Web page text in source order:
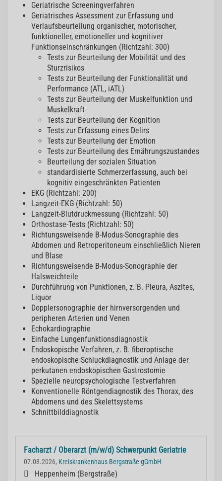
Geriatrische Screeningverfahren
Geriatrisches Assessment zur Erfassung und
Verlaufsbeurteilung organischer, motorischer,
funktioneller, emotioneller und kognitiver
Funktionseinschränkungen (Richtzahl: 300)
Tests zur Beurteilung der Mobilität und des
Sturzrisikos
Tests zur Beurteilung der Funktionalität und
Performance (ATL, iATL)
Tests zur Beurteilung der Muskelfunktion und
Muskelkraft
Tests zur Beurteilung der Kognition
Tests zur Erfassung eines Delirs
Tests zur Beurteilung der Emotion
Tests zur Beurteilung des Ernährungszustandes
Beurteilung der sozialen Situation
standardisierte Schmerzerfassung, auch bei
kognitiv eingeschränkten Patienten
EKG (Richtzahl: 200)
Langzeit-EKG (Richtzahl: 50)
Langzeit-Blutdruckmessung (Richtzahl: 50)
Orthostase-Tests (Richtzahl: 50)
Richtungsweisende B-Modus-Sonographie des
Abdomen und Retroperitoneum einschließlich Nieren
und Blase
Richtungsweisende B-Modus-Sonographie der
Halsweichteile
Durchführung von Punktionen, z. B. Pleura, Aszites,
Liquor
Dopplersonographie der hirnversorgenden und
peripheren Arterien und Venen
Echokardiographie
Einfache Lungenfunktionsdiagnostik
Endoskopische Verfahren, z. B. fiberoptische
endoskopische Schluckdiagnostik und Anlage der
perkutanen endoskopischen Gastrostomie
Spezielle neuropsychologische Testverfahren
Konventionelle Röntgendiagnostik des Thorax, des
Abdomens und des Skelettsystems
Schnittbilddiagnostik
Facharzt / Oberarzt (m/w/d) Schwerpunkt Geriatrie
07.08.2026, Kreiskrankenhaus Bergstraße gGmbH
Heppenheim (Bergstraße)